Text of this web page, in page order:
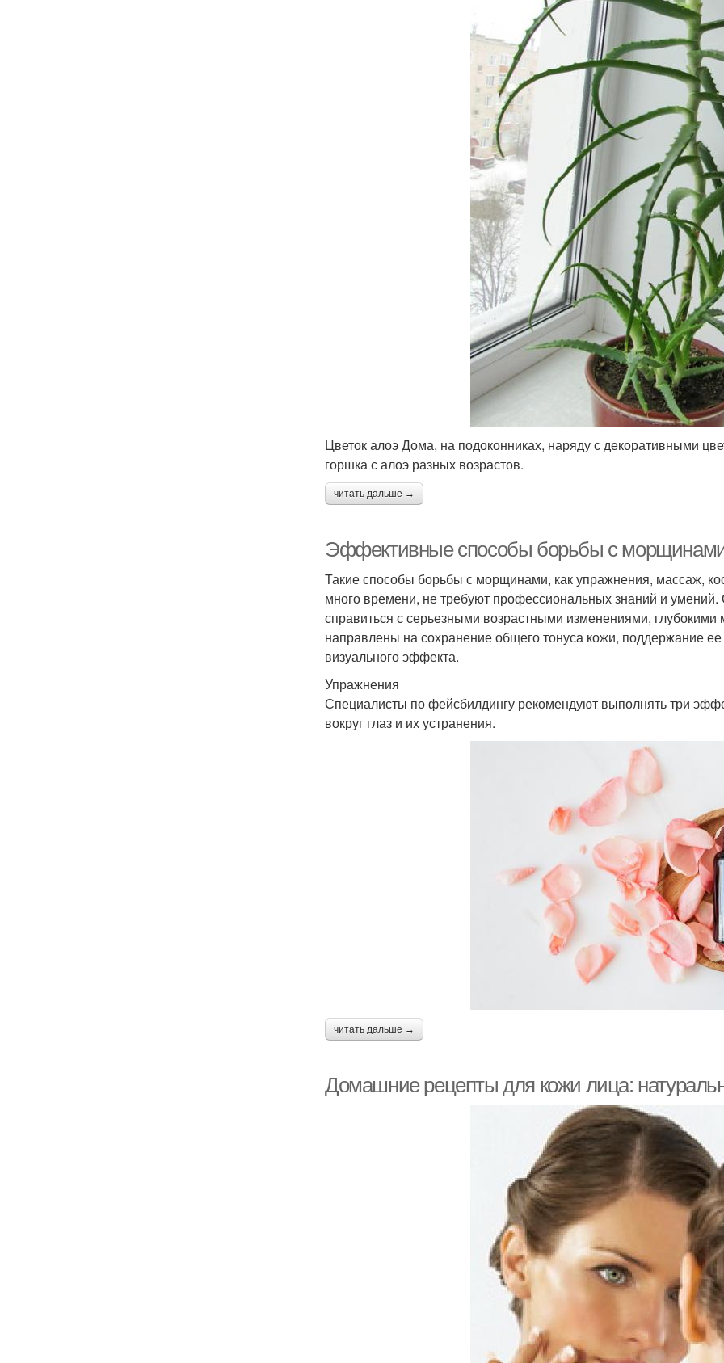
Цветок алоэ Дома, на подоконниках, наряду с декоративными
горшка с алоэ разных возрастов.
читать дальше →
Эффективные способы борьбы с
Такие способы борьбы с морщинами, как упражнения, массаж,
много времени, не требуют профессиональных знаний и умений.
справиться с серьезными возрастными изменениями,
направлены на сохранение общего тонуса кожи, поддержание
визуального эффекта.
Упражнения
Специалисты по фейсбилдингу рекомендуют выполнять три
вокруг глаз и их устранения.
читать дальше →
Домашние рецепты для кожи лица: